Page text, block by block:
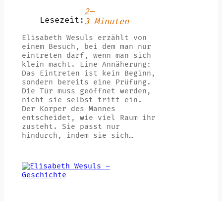
Lesezeit:
2–
3 Minuten
Elisabeth Wesuls erzählt von
einem Besuch, bei dem man nur
eintreten darf, wenn man sich
klein macht. Eine Annäherung:
Das Eintreten ist kein Beginn,
sondern bereits eine Prüfung.
Die Tür muss geöffnet werden,
nicht sie selbst tritt ein.
Der Körper des Mannes
entscheidet, wie viel Raum ihr
zusteht. Sie passt nur
hindurch, indem sie sich…